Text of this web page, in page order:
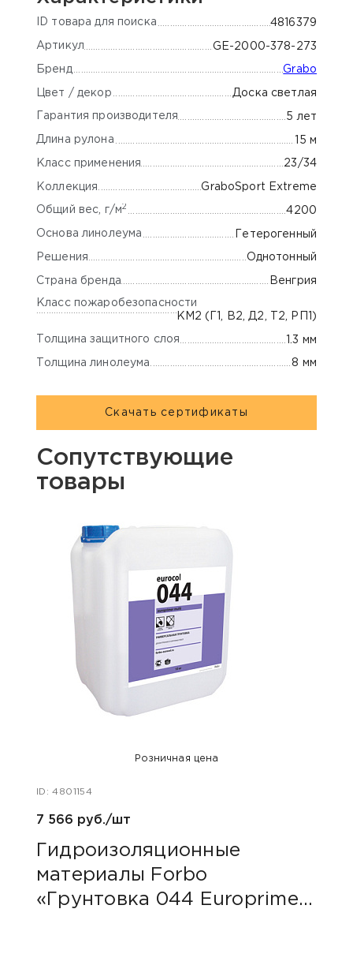
ID товара для поиска 4816379
Артикул GE-2000-378-273
Бренд Grabo
Цвет / декор Доска светлая
Гарантия производителя 5 лет
Длина рулона 15 м
Класс применения 23/34
Коллекция GraboSport Extreme
Общий вес, г/м 2 4200
Основа линолеума Гетерогенный
Решения Однотонный
Страна бренда Венгрия
Класс пожаробезопасности
КМ2 (Г1, В2, Д2, Т2, РП1)
Толщина защитного слоя 1.3 мм
Толщина линолеума 8 мм
Скачать сертификаты
Сопутствующие
товары
Розничная цена
ID: 4801154
7 566 руб./шт
Гидроизоляционные
материалы Forbo
«Грунтовка 044 Europrimer